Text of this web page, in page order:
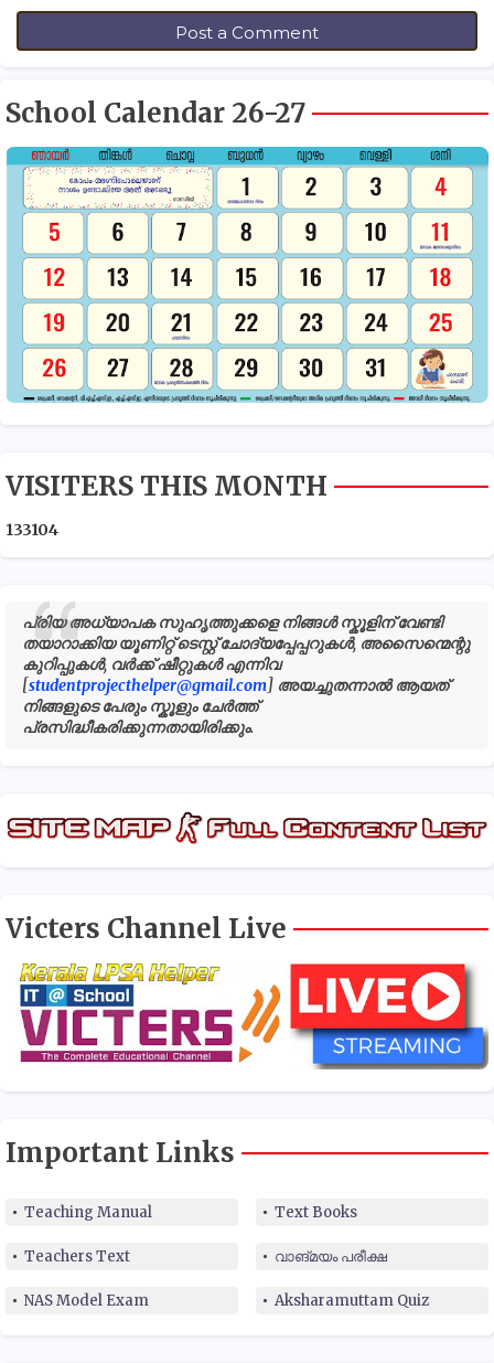
Post a Comment
School Calendar 26-27
VISITERS THIS MONTH
133104
പ്രിയ അധ്യാപക സുഹൃത്തുക്കളെ നിങ്ങൾ സ്കൂളിന് വേണ്ടി
തയാറാക്കിയ യൂണിറ്റ് ടെസ്റ്റ് ചോദ്യപ്പേപ്പറുകൾ, അസൈന്മെന്റു
കുറിപ്പുകൾ, വർക്ക് ഷീറ്റുകൾ എന്നിവ
[studentprojecthelper@gmail.com] അയച്ചുതന്നാൽ ആയത്
നിങ്ങളുടെ പേരും സ്കൂളും ചേർത്ത്
പ്രസിദ്ധീകരിക്കുന്നതായിരിക്കും.
Victers Channel Live
Important Links
Teaching Manual Text Books
Teachers Text വാങ്മയം പരീക്ഷ
NAS Model Exam Aksharamuttam Quiz